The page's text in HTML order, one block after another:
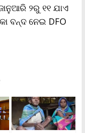
୨ରୁ ୧୧ ଯାଏ
ବନ୍ଦ ନେଇ DFO